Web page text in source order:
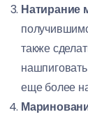
Натирание
также
еще более